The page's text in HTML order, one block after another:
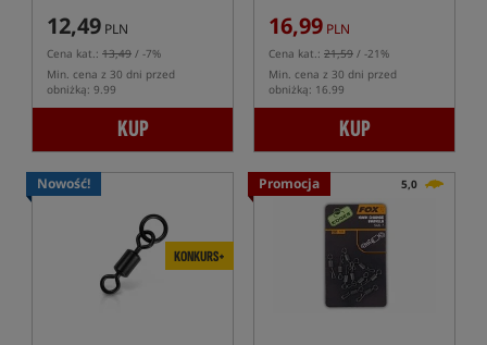
12,49 PLN
Cena kat.: 13,49 / -7%
Min. cena z 30 dni przed
obniżką: 9.99
KUP
16,99 PLN
Cena kat.: 21,59 / -21%
Min. cena z 30 dni przed
obniżką: 16.99
KUP
Nowość!
KONKURS+
Promocja 5,0